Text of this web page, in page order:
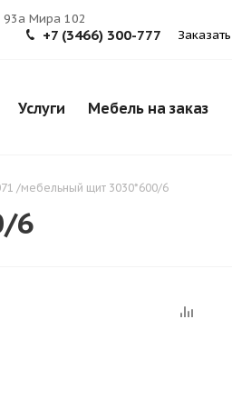
93а Мира 102
+7 (3466) 300-777
Услуги Мебель на заказ
/мебельный щит 3030*600/6
6